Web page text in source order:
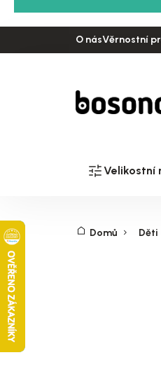
na
O násVěrnostní
Velikostní
Domů Děti